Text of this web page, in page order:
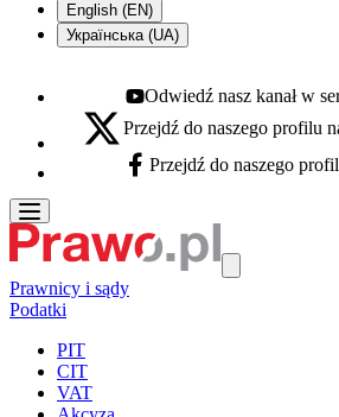
English (EN)
Українська (UA)
Youtube - otwiera się w nowej karcie
Odwiedź nasz kanał w
X - otwiera się w nowej karcie
Przejdź do naszego profilu
Facebook - otwiera się w nowej karcie
Przejdź do naszego
Prawnicy i sądy
Podatki
PIT
CIT
VAT